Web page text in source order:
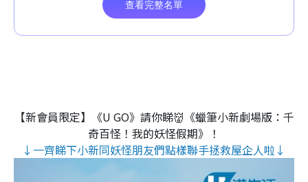
【新會員限定】《U GO》請你睇👹《蠟筆小新劇場版：千
奇百怪！我的妖怪假期》！
↓一齊睇下小新同妖怪朋友們點樣聯手拯救屋企人啦↓